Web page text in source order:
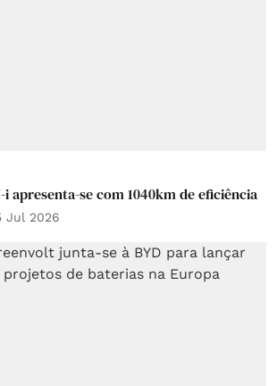
i apresenta-se com 1040km de eficiência
Jul 2026